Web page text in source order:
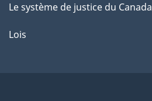
Le système de justice du Canada
Lois